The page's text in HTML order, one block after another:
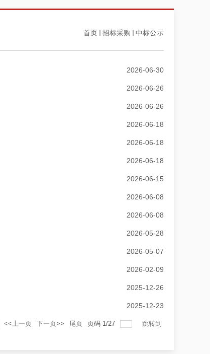
首页 招标采购 中标公示
2026-06-30
2026-06-26
2026-06-26
2026-06-18
2026-06-18
2026-06-18
2026-06-15
2026-06-08
2026-06-08
2026-05-28
2026-05-07
2026-02-09
2025-12-26
2025-12-23
<<上一页 下一页>> 尾页 页码 1/27 跳转到